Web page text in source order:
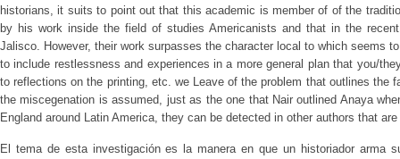
historians, it suits to point out that this academic is member of of the
by his work inside the field of studies Americanists and that in the
Jalisco. However, their work surpasses the character local to which seems
to include restlessness and experiences in a more general plan that you/
to reflections on the printing, etc. we Leave of the problem that outlines the
the miscegenation is assumed, just as the one that Nair outlined Anaya
England around Latin America, they can be detected in other authors that
El tema de esta investigación es la manera en que un historiador arma